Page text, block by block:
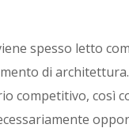
spesso letto
di
competitivo, così